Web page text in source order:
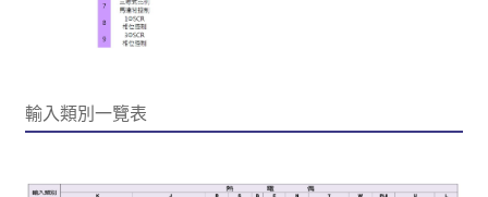
輸入類別一覽表